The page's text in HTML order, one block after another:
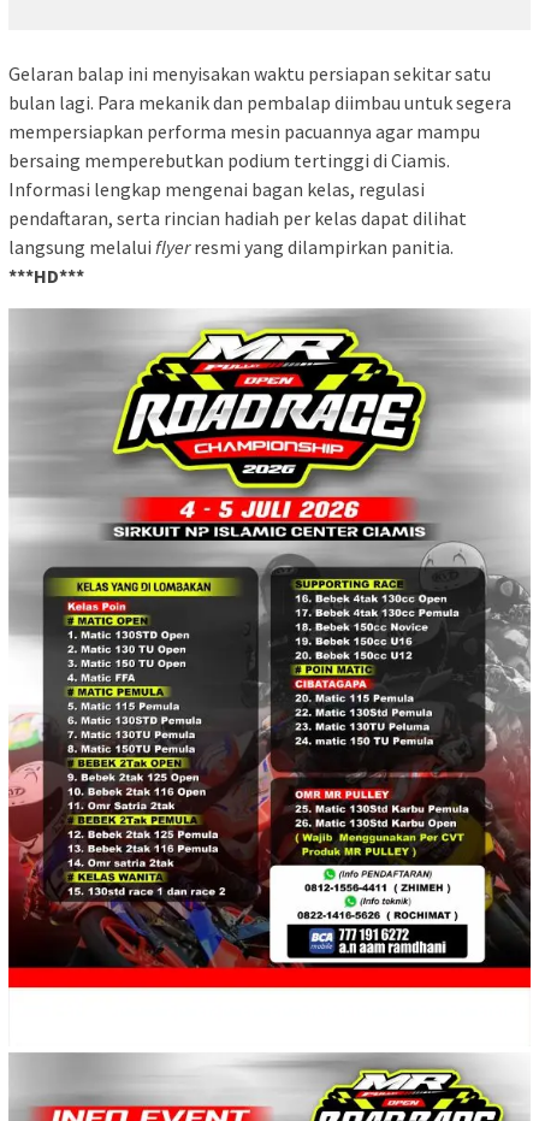
Gelaran balap ini menyisakan waktu persiapan sekitar satu
bulan lagi. Para mekanik dan pembalap diimbau untuk segera
mempersiapkan performa mesin pacuannya agar mampu
bersaing memperebutkan podium tertinggi di Ciamis.
Informasi lengkap mengenai bagan kelas, regulasi
pendaftaran, serta rincian hadiah per kelas dapat dilihat
langsung melalui flyerresmi yang dilampirkan panitia.
***HD***